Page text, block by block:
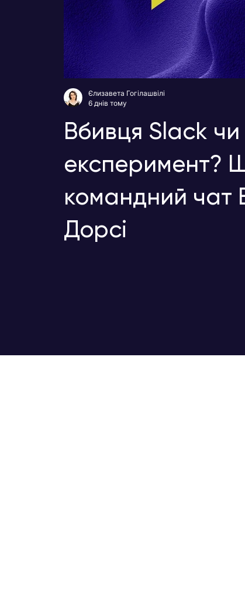
Вбивця Slack
експеримент?
командний чат
Дорсі
Єлизавета Гогілашвілі
6 днів тому